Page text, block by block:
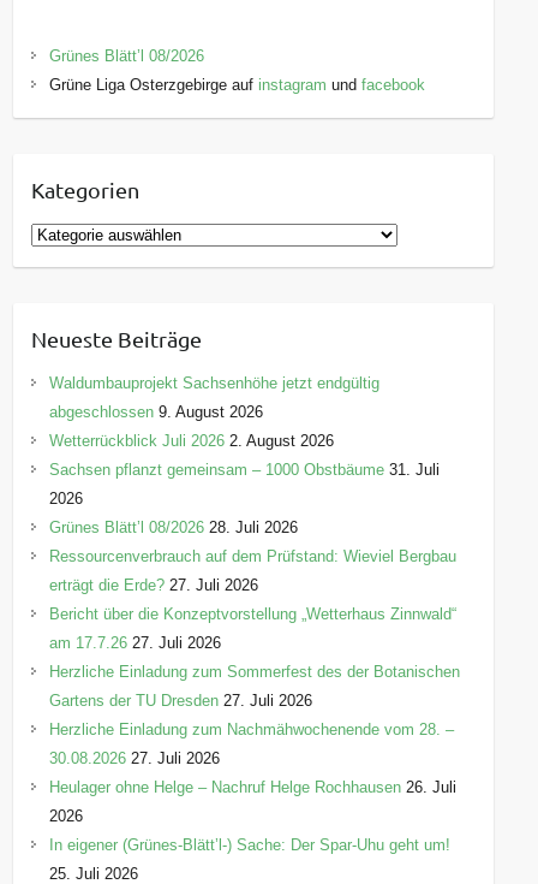
Grünes Blätt’l 08/2026
Grüne Liga Osterzgebirge auf instagram undfacebook
Kategorien
K
a
g
o
i
e
Neueste Beiträge
Waldumbauprojekt Sachsenhöhe jetzt endgültig
abgeschlossen 9. August 2026
Wetterrückblick Juli 2026 2. August 2026
Sachsen pflanzt gemeinsam – 1000 Obstbäume 31. Juli
2026
Grünes Blätt’l 08/2026 28. Juli 2026
Ressourcenverbrauch auf dem Prüfstand: Wieviel Bergbau
erträgt die Erde? 27. Juli 2026
Bericht über die Konzeptvorstellung „Wetterhaus Zinnwald“
am 17.7.26 27. Juli 2026
Herzliche Einladung zum Sommerfest des der Botanischen
Gartens der TU Dresden 27. Juli 2026
Herzliche Einladung zum Nachmähwochenende vom 28. –
30.08.2026 27. Juli 2026
Heulager ohne Helge – Nachruf Helge Rochhausen 26. Juli
2026
In eigener (Grünes-Blätt’l-) Sache: Der Spar-Uhu geht um!
25. Juli 2026